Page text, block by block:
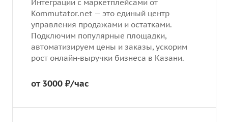
Интеграции с маркетплейсами от
Kommutator.net — это единый центр
управления продажами и остатками.
Подключим популярные площадки,
автоматизируем цены и заказы, ускорим
рост онлайн‑выручки бизнеса в Казани.
от 3000 ₽/час